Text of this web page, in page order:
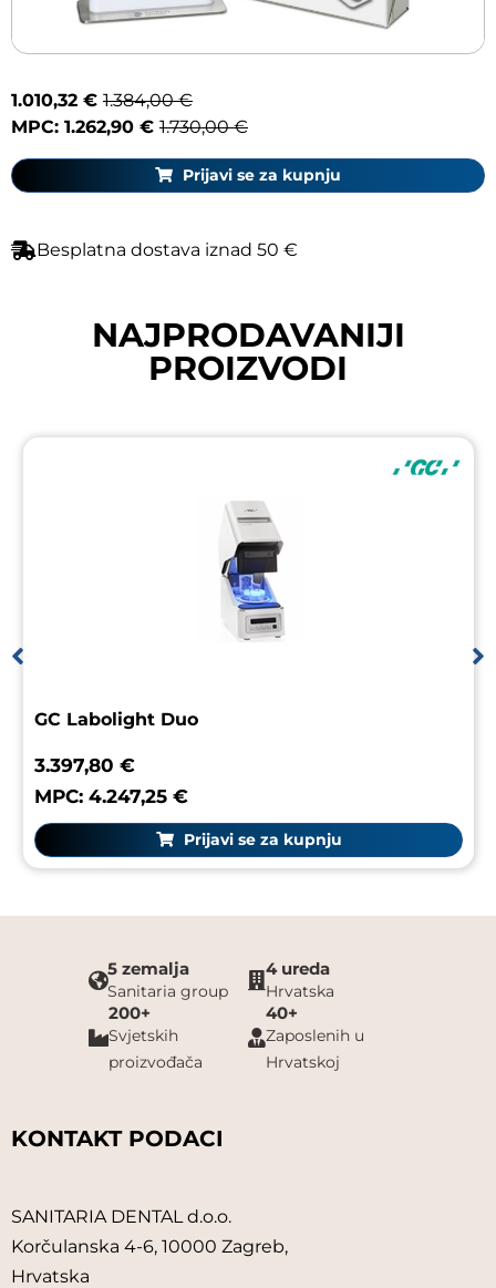
1.010,32 € 1.384,00 €
MPC: 1.262,90 € 1.730,00 €
Prijavi se za kupnju
Besplatna dostava iznad 50 €
NAJPRODAVANIJI
PROIZVODI
GC Labolight Duo
3.397,80 €
MPC: 4.247,25 €
Prijavi se za kupnju
5 zemalja
Sanitaria group
4 ureda
Hrvatska
200+
Svjetskih
proizvođača
40+
Zaposlenih u
Hrvatskoj
KONTAKT PODACI
SANITARIA DENTAL d.o.o.
Korčulanska 4-6, 10000 Zagreb,
Hrvatska